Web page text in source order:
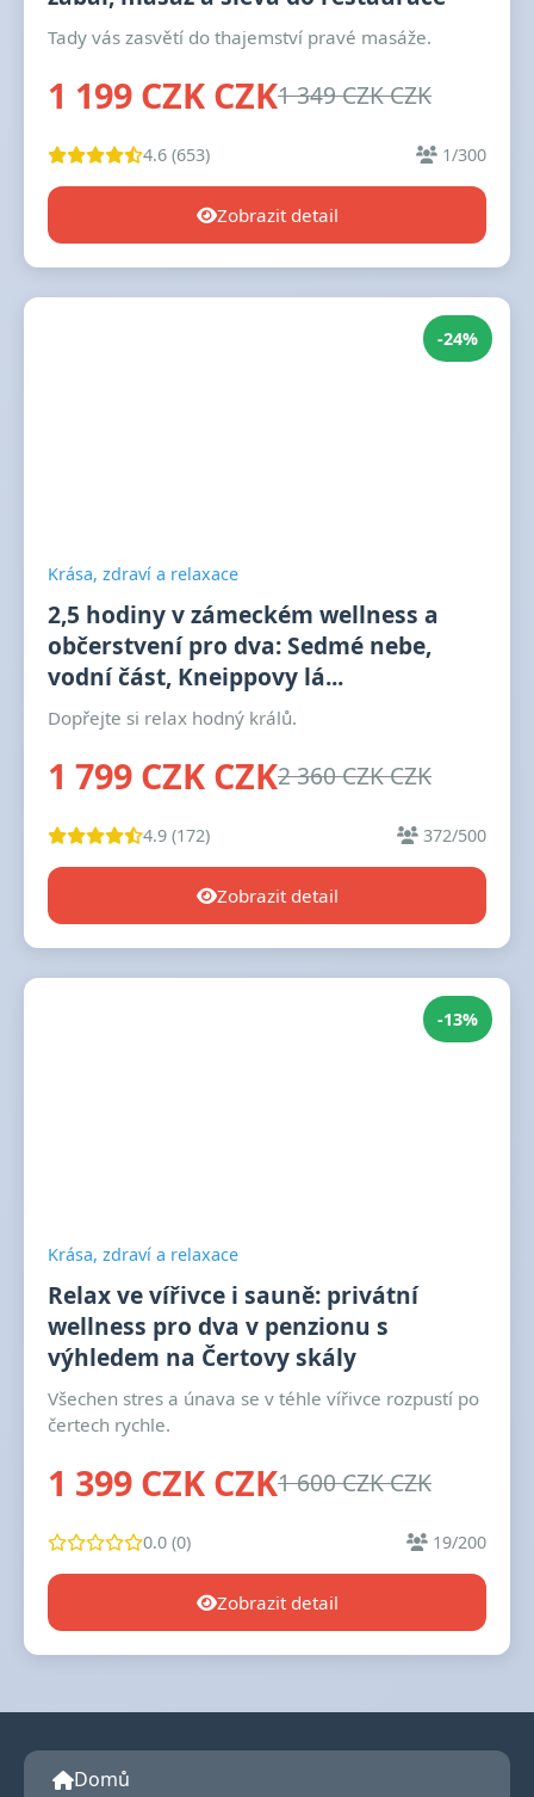
Tady vás zasvětí do thajemství pravé masáže.
1 199 CZK CZK1 349 CZK CZK
4.6 (653) 1/300
Zobrazit detail
-24%
Krása, zdraví a relaxace
2,5 hodiny v zámeckém wellness a
občerstvení pro dva: Sedmé nebe,
vodní část, Kneippovy lá...
Dopřejte si relax hodný králů.
1 799 CZK CZK2 360 CZK CZK
4.9 (172) 372/500
Zobrazit detail
-13%
Krása, zdraví a relaxace
Relax ve vířivce i sauně: privátní
wellness pro dva v penzionu s
výhledem na Čertovy skály
Všechen stres a únava se v téhle vířivce rozpustí po
čertech rychle.
1 399 CZK CZK1 600 CZK CZK
0.0 (0) 19/200
Zobrazit detail
Domů